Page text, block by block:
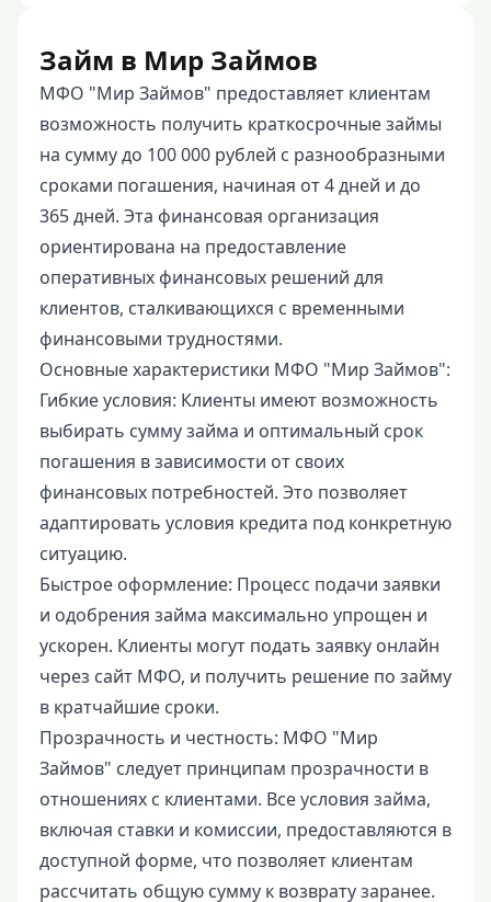
Займ в Мир Займов
МФО "Мир Займов" предоставляет клиентам
возможность получить краткосрочные займы
на сумму до 100 000 рублей с разнообразными
сроками погашения, начиная от 4 дней и до
365 дней. Эта финансовая организация
ориентирована на предоставление
оперативных финансовых решений для
клиентов, сталкивающихся с временными
финансовыми трудностями.
Основные характеристики МФО "Мир Займов":
Гибкие условия: Клиенты имеют возможность
выбирать сумму займа и оптимальный срок
погашения в зависимости от своих
финансовых потребностей. Это позволяет
адаптировать условия кредита под конкретную
ситуацию.
Быстрое оформление: Процесс подачи заявки
и одобрения займа максимально упрощен и
ускорен. Клиенты могут подать заявку онлайн
через сайт МФО, и получить решение по займу
в кратчайшие сроки.
Прозрачность и честность: МФО "Мир
Займов" следует принципам прозрачности в
отношениях с клиентами. Все условия займа,
включая ставки и комиссии, предоставляются в
доступной форме, что позволяет клиентам
рассчитать общую сумму к возврату заранее.